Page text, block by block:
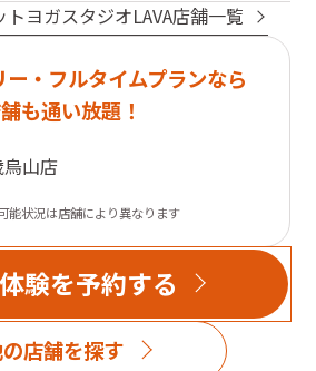
トヨガスタジオLAVA店舗一覧
ー・フルタイムプランなら
も通い放題！
山店
状況は店舗により異なります
験を予約する
店舗を探す